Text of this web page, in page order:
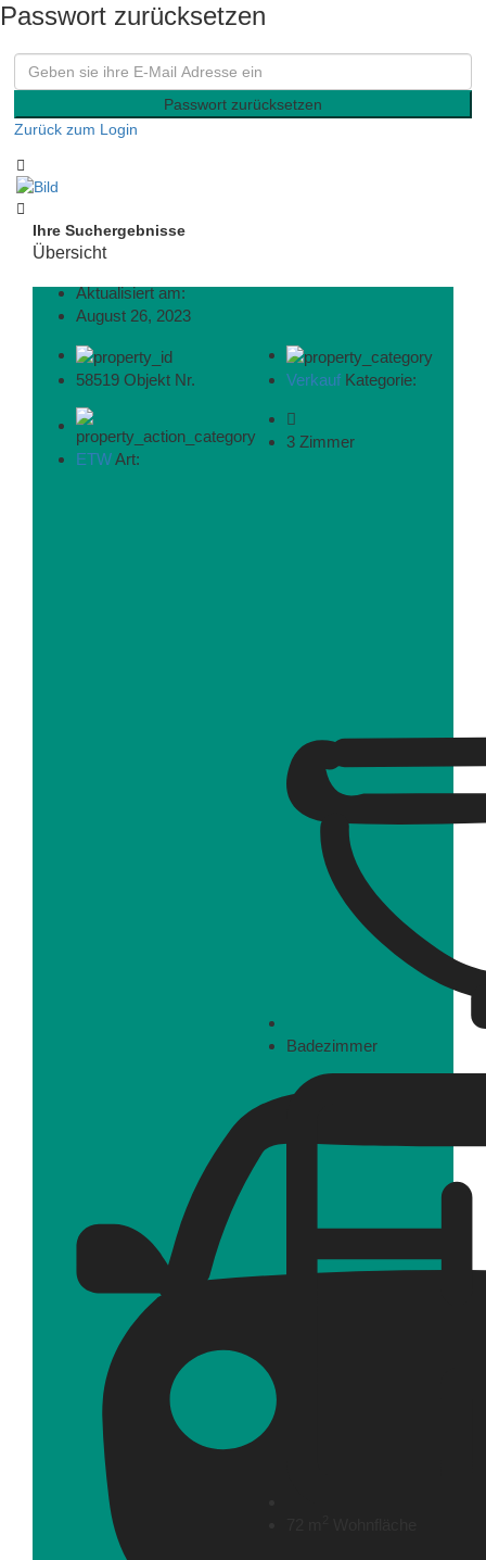
Passwort zurücksetzen
Passwort zurücksetzen
Zurück zum Login
Ihre Suchergebnisse
Übersicht
Aktualisiert am:
August 26, 2023
58519 Objekt Nr. Verkauf Kategorie:
ETWArt:
3 Zimmer
Badezimmer